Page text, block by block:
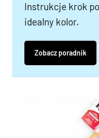
Instrukcje krok
idealny kolor.
Zobacz poradnik